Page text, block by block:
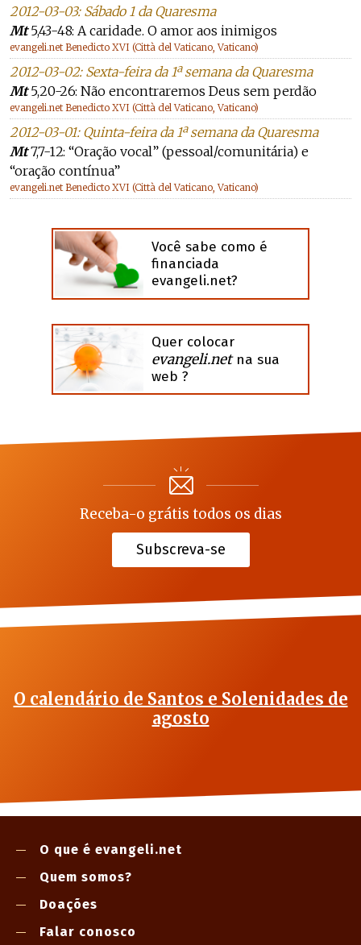
2012-03-03: Sábado 1 da Quaresma
Mt5,43-48: A caridade. O amor aos inimigos
evangeli.net Benedicto XVI (Città del Vaticano, Vaticano)
2012-03-02: Sexta-feira da 1ª semana da Quaresma
Mt5,20-26: Não encontraremos Deus sem perdão
evangeli.net Benedicto XVI (Città del Vaticano, Vaticano)
2012-03-01: Quinta-feira da 1ª semana da Quaresma
Mt7,7-12: “Oração vocal” (pessoal/comunitária) e
“oração contínua”
evangeli.net Benedicto XVI (Città del Vaticano, Vaticano)
Você sabe como é
financiada
evangeli.net?
Quer colocar
evangeli.netna sua
web ?
Receba-o grátis todos os dias
Subscreva-se
O calendário de Santos e Solenidades de
agosto
O que é evangeli.net
Quem somos?
Doações
Falar conosco